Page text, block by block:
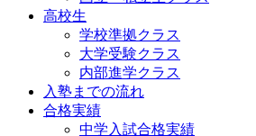
高校生
学校準拠クラス
大学受験クラス
内部進学クラス
入塾までの流れ
合格実績
中学入試合格実績